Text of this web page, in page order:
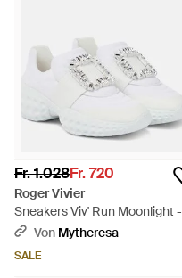
Fr. 1.028Fr. 720
Roger Vivier
Sneakers Viv' Run Moonlight -
WeißVon Mytheresa
SALE